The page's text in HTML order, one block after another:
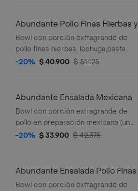
Abundante Pollo Finas Hierbas y
Pasta
Bowl con porción extragrande de
pollo finas hierbas, lechuga,pasta
penne con mayonesa y cilantro,
mayonesa de cilantro
-20% $ 40.900 $ 51.125
Abundante Ensalada Mexicana
Bowl con porción extragrande de
pollo en preparación mexicana (un
poco picante), nachos, pico de gallo,
mayonesa de cilantro.
-20% $ 33.900 $ 42.375
Abundante Ensalada Pollo Finas
Hierbas
Bowl con porción extragrande de